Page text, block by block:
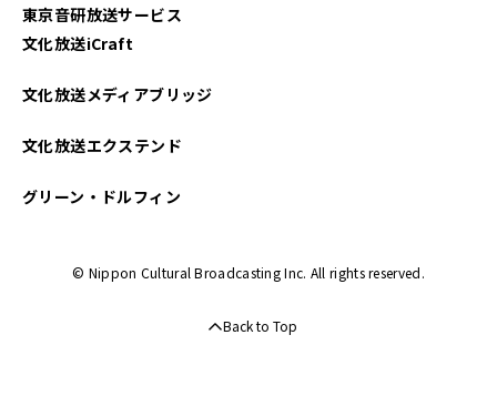
東京音研放送サービス
文化放送iCraft
文化放送メディアブリッジ
文化放送エクステンド
グリーン・ドルフィン
© Nippon Cultural Broadcasting Inc. All rights reserved.
Back to Top